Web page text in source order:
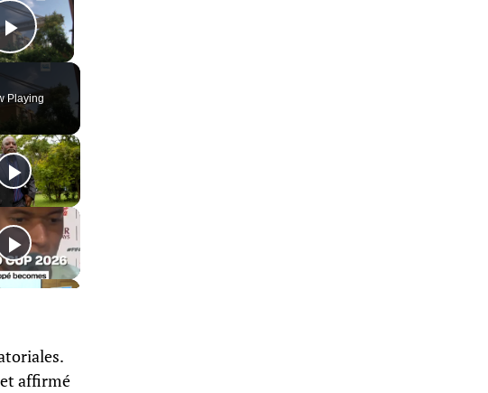
Play Video
Playing
affirmé